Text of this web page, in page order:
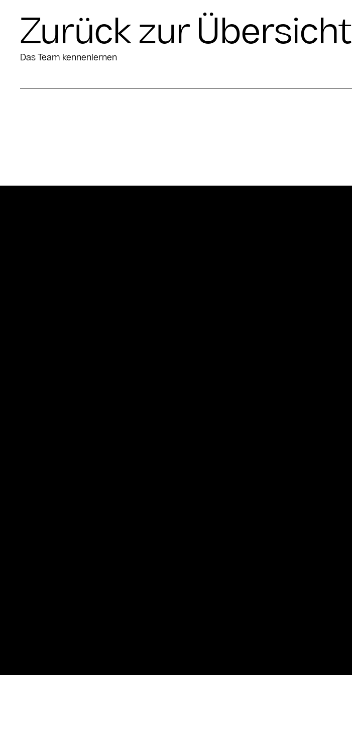
Zurück zur Übersicht
Das Team kennenlernen